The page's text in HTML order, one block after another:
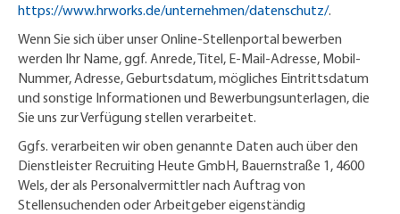
https://www.hrworks.de/unternehmen/datenschutz/.
Wenn Sie sich über unser Online-Stellenportal bewerben
werden Ihr Name, ggf. Anrede, Titel, E-Mail-Adresse, Mobil-
Nummer, Adresse, Geburtsdatum, mögliches Eintrittsdatum
und sonstige Informationen und Bewerbungsunterlagen, die
Sie uns zur Verfügung stellen verarbeitet.
Ggfs. verarbeiten wir oben genannte Daten auch über den
Dienstleister Recruiting Heute GmbH, Bauernstraße 1, 4600
Wels, der als Personalvermittler nach Auftrag von
Stellensuchenden oder Arbeitgeber eigenständig